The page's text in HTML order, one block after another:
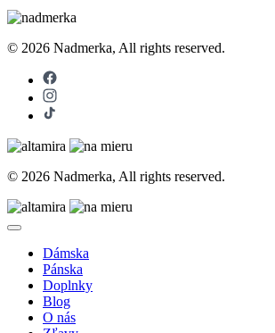
© 2026 Nadmerka, All rights reserved.
© 2026 Nadmerka, All rights reserved.
Dámska
Pánska
Doplnky
Blog
O nás